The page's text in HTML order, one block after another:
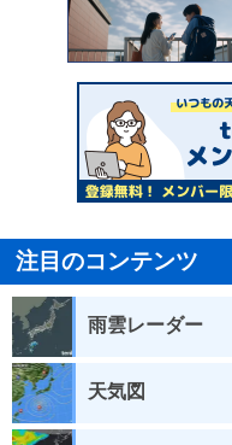
注目のコンテンツ
雨雲レーダー
天気図